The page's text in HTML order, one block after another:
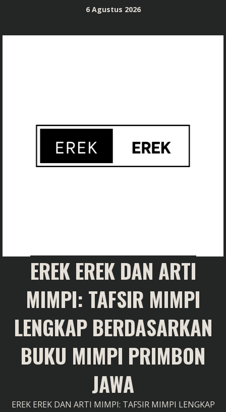
content
6 Agustus 2026
EREK EREK DAN ARTI
MIMPI: TAFSIR MIMPI
LENGKAP BERDASARKAN
BUKU MIMPI PRIMBON
JAWA
EREK EREK DAN ARTI MIMPI: TAFSIR MIMPI LENGKAP